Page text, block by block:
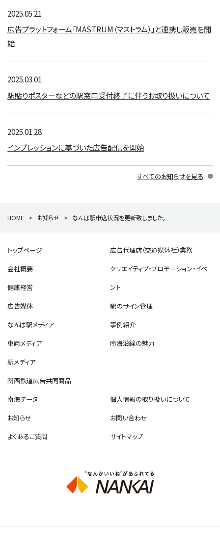
2025.05.21
広告プラットフォーム「MASTRUM（マストラム）」と連携し販売を開
始
2025.03.01
駅貼りポスターなどの駅窓口受付終了に伴うお取り扱いについて
2025.01.28
インプレッションに基づいた広告配信を開始
すべてのお知らせを見る
HOME > お知らせ > なんば駅申込状況を更新致しました。
トップページ
会社概要
健康経営
広告媒体
なんば駅メディア
車両メディア
駅メディア
関西鉄道広告共同商品
広告代理店（交通媒体社）業務
クリエイティブ・プロモーション・イベ
ント
駅のサイン管理
事例紹介
南海沿線の魅力
南海データ
個人情報の取り扱いについて
お知らせ
お問い合わせ
よくあるご質問
サイトマップ